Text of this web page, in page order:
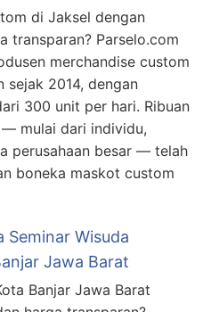
di Jaksel dengan
transparan? Parselo.com
merchandise custom
sejak 2014, dengan
300 unit per hari. Ribuan
mulai dari individu,
perusahaan besar — telah
boneka maskot custom
Seminar Wisuda
Jawa Barat
Banjar Jawa Barat